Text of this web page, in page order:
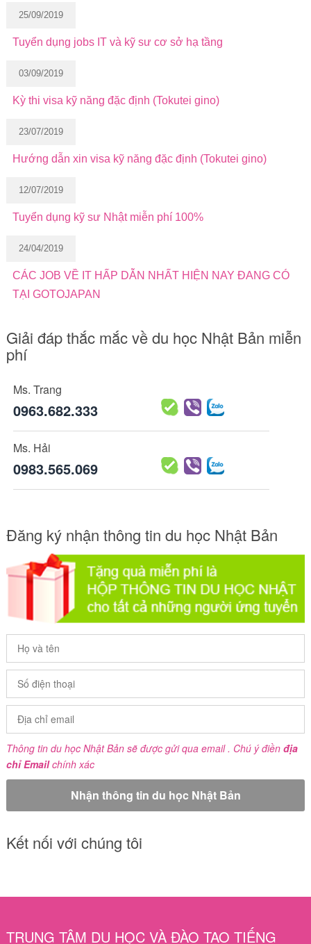
25/09/2019
Tuyển dụng jobs IT và kỹ sư cơ sở hạ tầng
03/09/2019
Kỳ thi visa kỹ năng đặc định (Tokutei gino)
23/07/2019
Hướng dẫn xin visa kỹ năng đặc định (Tokutei gino)
12/07/2019
Tuyển dụng kỹ sư Nhật miễn phí 100%
24/04/2019
CÁC JOB VỀ IT HẤP DẪN NHẤT HIỆN NAY ĐANG CÓ
TẠI GOTOJAPAN
Giải đáp thắc mắc về du học Nhật Bản miễn
phí
Ms. Trang
0963.682.333
Ms. Hải
0983.565.069
Đăng ký nhận thông tin du học Nhật Bản
Thông tin du học Nhật Bản sẽ được gửi qua email . Chú ý điền địa
chỉ Emailchính xác
Kết nối với chúng tôi
TRUNG TÂM DU HỌC VÀ ĐÀO TẠO TIẾNG